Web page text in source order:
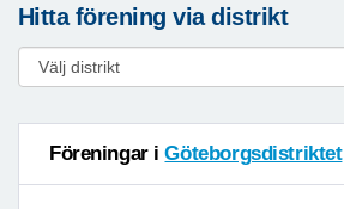
Hitta förening via distrikt
Föreningar iGöteborgsdistriktet